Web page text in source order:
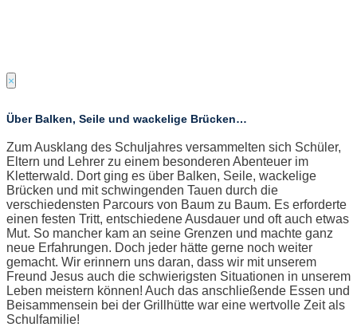
×
Über Balken, Seile und wackelige Brücken…
Zum Ausklang des Schuljahres versammelten sich Schüler,
Eltern und Lehrer zu einem besonderen Abenteuer im
Kletterwald. Dort ging es über Balken, Seile, wackelige
Brücken und mit schwingenden Tauen durch die
verschiedensten Parcours von Baum zu Baum. Es erforderte
einen festen Tritt, entschiedene Ausdauer und oft auch etwas
Mut. So mancher kam an seine Grenzen und machte ganz
neue Erfahrungen. Doch jeder hätte gerne noch weiter
gemacht. Wir erinnern uns daran, dass wir mit unserem
Freund Jesus auch die schwierigsten Situationen in unserem
Leben meistern können! Auch das anschließende Essen und
Beisammensein bei der Grillhütte war eine wertvolle Zeit als
Schulfamilie!